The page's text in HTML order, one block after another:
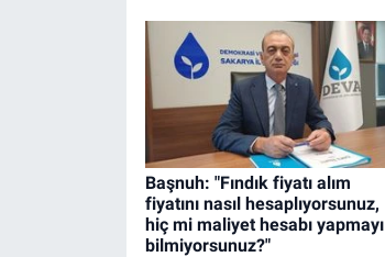
Başnuh: "Fındık fiyatı alım
fiyatını nasıl hesaplıyorsunuz,
hiç mi maliyet hesabı yapmayı
bilmiyorsunuz?"